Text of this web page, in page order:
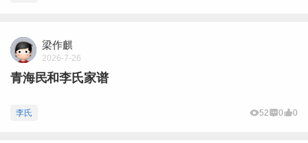
梁作麒
2026-7-26
青海民和李氏家谱
李氏 52 0 0